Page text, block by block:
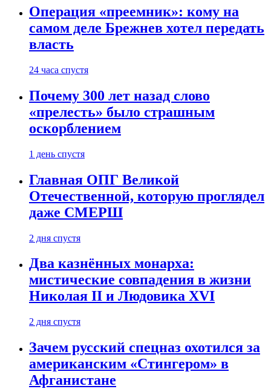
Операция «преемник»: кому на
самом деле Брежнев хотел передать
власть
24 часа спустя
Почему 300 лет назад слово
«прелесть» было страшным
оскорблением
1 день спустя
Главная ОПГ Великой
Отечественной, которую проглядел
даже СМЕРШ
2 дня спустя
Два казнённых монарха:
мистические совпадения в жизни
Николая II и Людовика XVI
2 дня спустя
Зачем русский спецназ охотился за
американским «Стингером» в
Афганистане